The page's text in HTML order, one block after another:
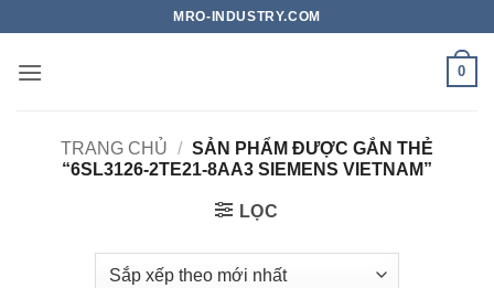
nội
MRO-INDUSTRY.COM
0
TRANG CHỦ / SẢN PHẨM ĐƯỢC GẮN THẺ
“6SL3126-2TE21-8AA3 SIEMENS VIETNAM”
LỌC